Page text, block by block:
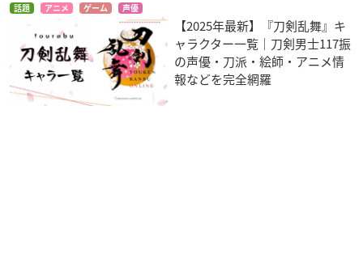
話題 アニメ ゲーム 声優
【2025年最新】『刀剣乱舞』キ
ャラクター一覧｜刀剣男士117振
の声優・刀派・絵師・アニメ情
報などを完全網羅